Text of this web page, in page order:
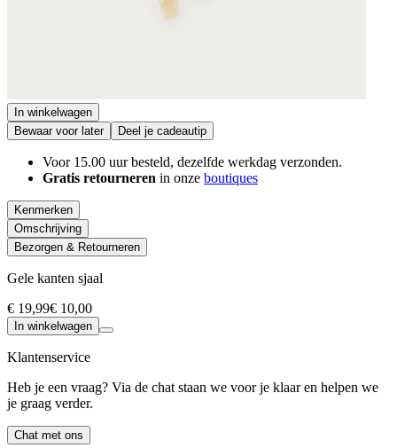
In winkelwagen
Bewaar voor later
Deel je cadeautip
Voor 15.00 uur besteld, dezelfde werkdag verzonden.
Gratis retourneren in onze boutiques
Kenmerken
Omschrijving
Bezorgen & Retourneren
Gele kanten sjaal
€ 19,99€ 10,00
In winkelwagen
Klantenservice
Heb je een vraag? Via de chat staan we voor je klaar en helpen we
je graag verder.
Chat met ons